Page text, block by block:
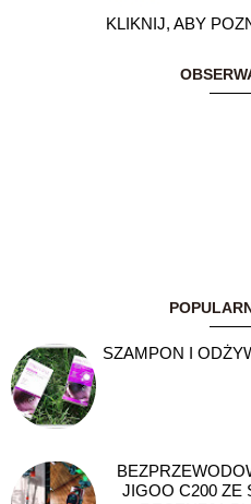
KLIKNIJ, ABY
SZAMPON I
JIGOO C200 ZE